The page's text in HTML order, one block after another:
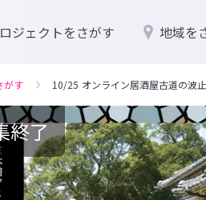
ジェクトをさがす 地域を
がす 10/25 オンライン居酒屋古道の波
終了